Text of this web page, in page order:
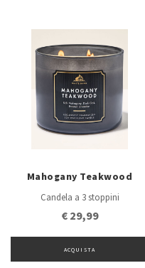
Mahogany Teakwood
Candela a 3 stoppini
€ 29,99
ACQUISTA